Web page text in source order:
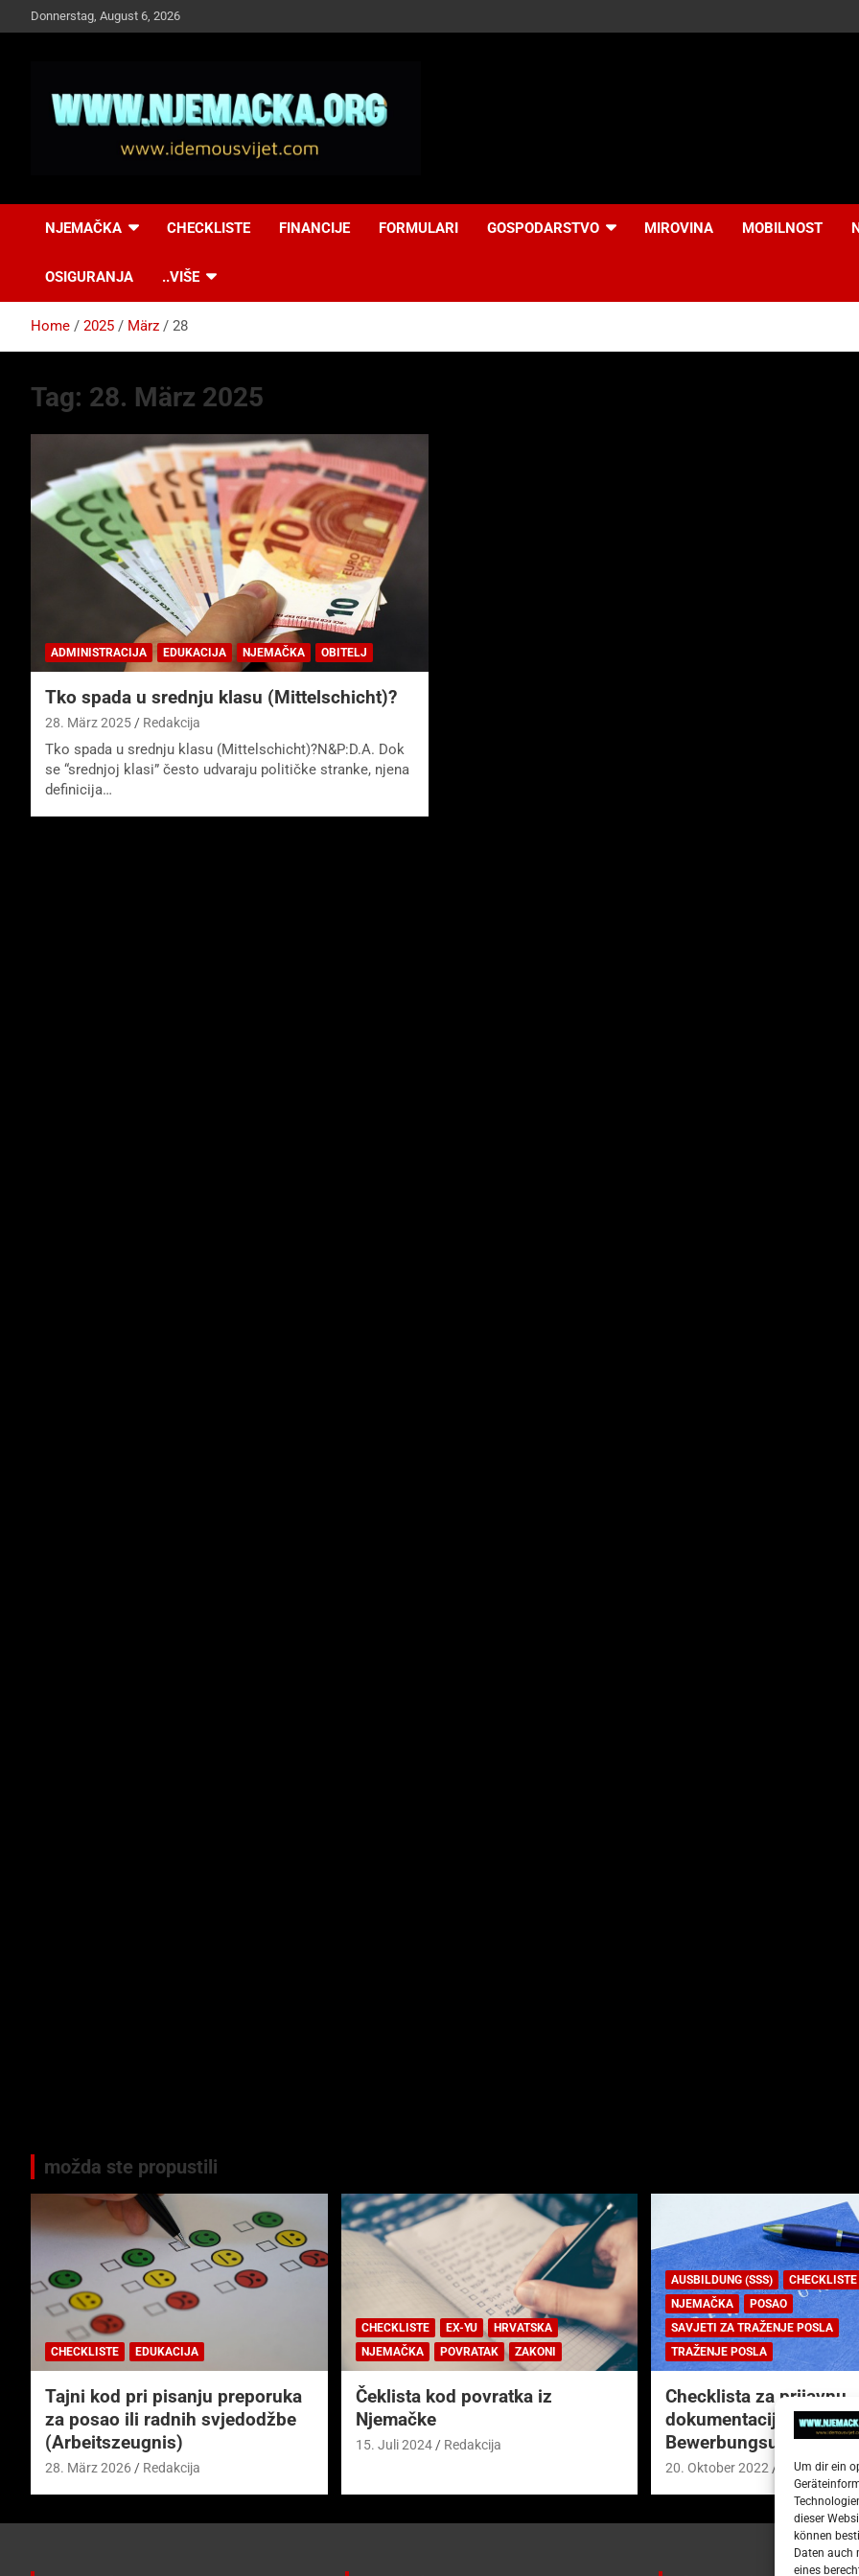
Um dir ein
dieser
können
Daten auch
eines
to
Donnerstag, August 6, 2026
Idemo u Svijet-
NJEMAČKA CHECKLISTE FINANCIJE FORMULARI GOSPODARSTVO MIROVINA MOBILNOST
OSIGURANJA ..VIŠE
Home 2025 März 28
Tag: 28. März 2025
ADMINISTRACIJA EDUKACIJA NJEMAČKA OBITELJ
Tko spada u srednju klasu (Mittelschicht)?
28. März 2025 Redakcija
Tko spada u srednju klasu (Mittelschicht)?N&P:D.A. Dok
se “srednjoj klasi” često udvaraju političke stranke, njena
definicija…
možda ste propustili
CHECKLISTE EDUKACIJA
Tajni kod pri pisanju preporuka
za posao ili radnih svjedodžbe
(Arbeitszeugnis)
28. März 2026 Redakcija
CHECKLISTE EX-YU
HRVATSKA
NJEMAČKA
POVRATAK ZAKONI
Čeklista kod povratka iz
Njemačke
15. Juli 2024 Redakcija
AUSBILDUNG (SSS)
CHECKLISTE
NJEMAČKA
POSAO
SAVJETI ZA TRAŽENJE POSLA
TRAŽENJE POSLA
Checklista za prijavnu
dokumentaciju (njem.
20. Oktober 2022 Redakcija